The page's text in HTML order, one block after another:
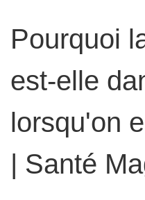
Pourquoi
est-elle
lorsqu'on
| Santé